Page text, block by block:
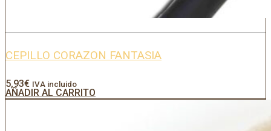
CEPILLO CORAZON FANTASIA
5,93€ IVA incluido
AÑADIR AL CARRITO